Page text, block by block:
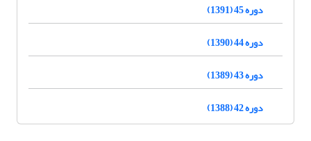
دوره 45 (1391)
دوره 44 (1390)
دوره 43 (1389)
دوره 42 (1388)